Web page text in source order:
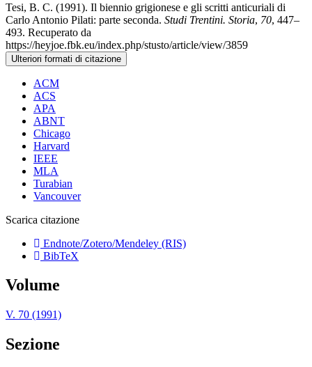
Tesi, B. C. (1991). Il biennio grigionese e gli scritti anticuriali di
Carlo Antonio Pilati: parte seconda. Studi Trentini. Storia, 70, 447–
493. Recuperato da
https://heyjoe.fbk.eu/index.php/stusto/article/view/3859
Ulteriori formati di citazione
ACM
ACS
APA
ABNT
Chicago
Harvard
IEEE
MLA
Turabian
Vancouver
Scarica citazione
Endnote/Zotero/Mendeley (RIS)
BibTeX
Volume
V. 70 (1991)
Sezione